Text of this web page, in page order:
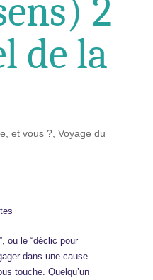
2
de la
et vous ?, Voyage du
ou le “déclic pour
dans une cause
touche. Quelqu’un